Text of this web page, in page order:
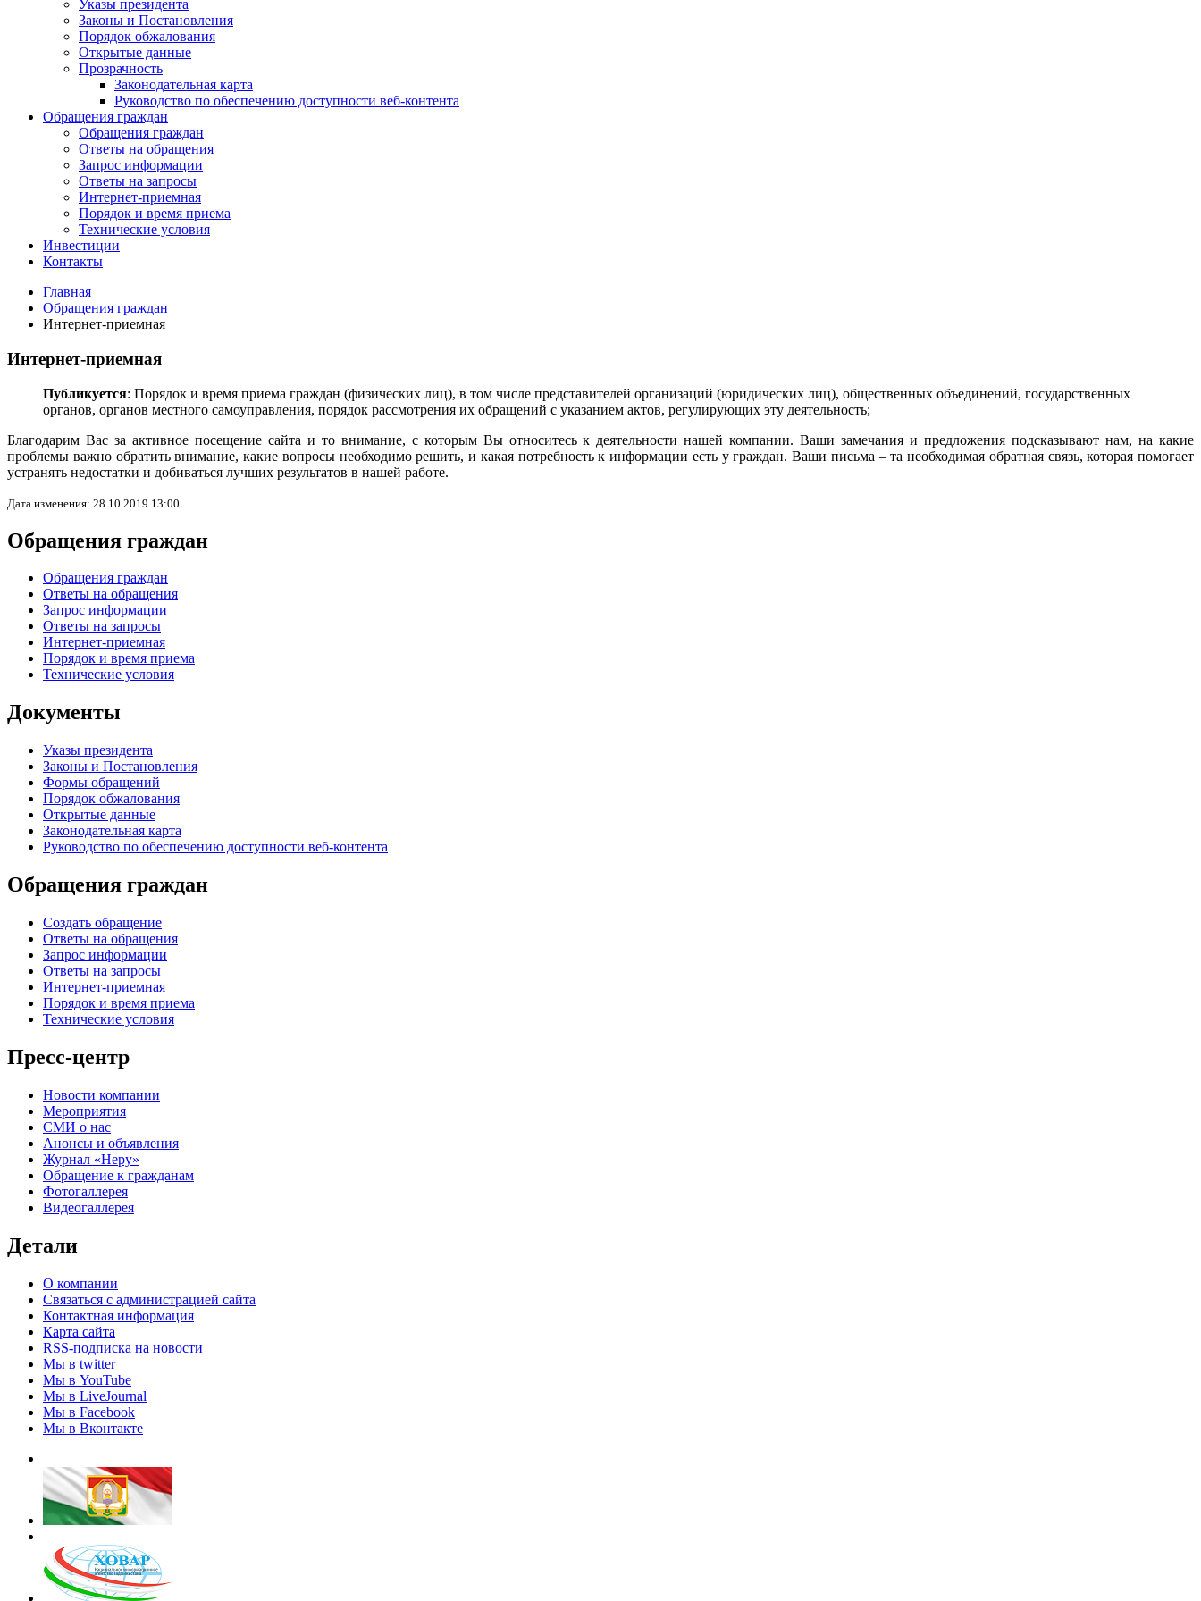
Указы президента
Законы и Постановления
Порядок обжалования
Открытые данные
Прозрачность
Законодательная карта
Руководство по обеспечению доступности веб-контента
Обращения граждан
Обращения граждан
Ответы на обращения
Запрос информации
Ответы на запросы
Интернет-приемная
Порядок и время приема
Технические условия
Инвестиции
Контакты
Главная
Обращения граждан
Интернет-приемная
Интернет-приемная
Публикуется: Порядок и время приема граждан (физических лиц), в том числе представителей организаций (юридических лиц), общественных объединений, государственных
органов, органов местного самоуправления, порядок рассмотрения их обращений с указанием актов, регулирующих эту деятельность;
Благодарим Вас за активное посещение сайта и то внимание, с которым Вы относитесь к деятельности нашей компании. Ваши замечания и предложения подсказывают нам, на какие
проблемы важно обратить внимание, какие вопросы необходимо решить, и какая потребность к информации есть у граждан. Ваши письма – та необходимая обратная связь, которая помогает
устранять недостатки и добиваться лучших результатов в нашей работе.
Дата изменения: 28.10.2019 13:00
Обращения граждан
Обращения граждан
Ответы на обращения
Запрос информации
Ответы на запросы
Интернет-приемная
Порядок и время приема
Технические условия
Документы
Указы президента
Законы и Постановления
Формы обращений
Порядок обжалования
Открытые данные
Законодательная карта
Руководство по обеспечению доступности веб-контента
Обращения граждан
Создать обращение
Ответы на обращения
Запрос информации
Ответы на запросы
Интернет-приемная
Порядок и время приема
Технические условия
Пресс-центр
Новости компании
Мероприятия
СМИ о нас
Анонсы и объявления
Журнал «Неру»
Обращение к гражданам
Фотогаллерея
Видеогаллерея
Детали
О компании
Связаться с администрацией сайта
Контактная информация
Карта сайта
RSS-подписка на новости
Мы в twitter
Мы в YouTube
Мы в LiveJournal
Мы в Facebook
Мы в Вконтакте